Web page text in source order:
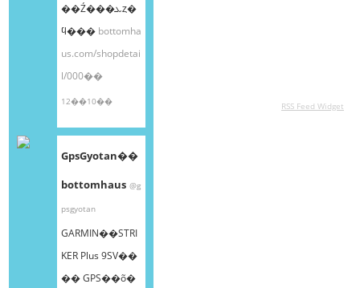
��Ź���ܥȥ�
ϥ��� bottomha
us.com/shopdetai
l/000��
12��10��
GpsGyotan��
bottomhaus @g
psgyotan
GARMIN��STRI
KER Plus 9SV��
�� GPS��õ�
RSS Feed Widget